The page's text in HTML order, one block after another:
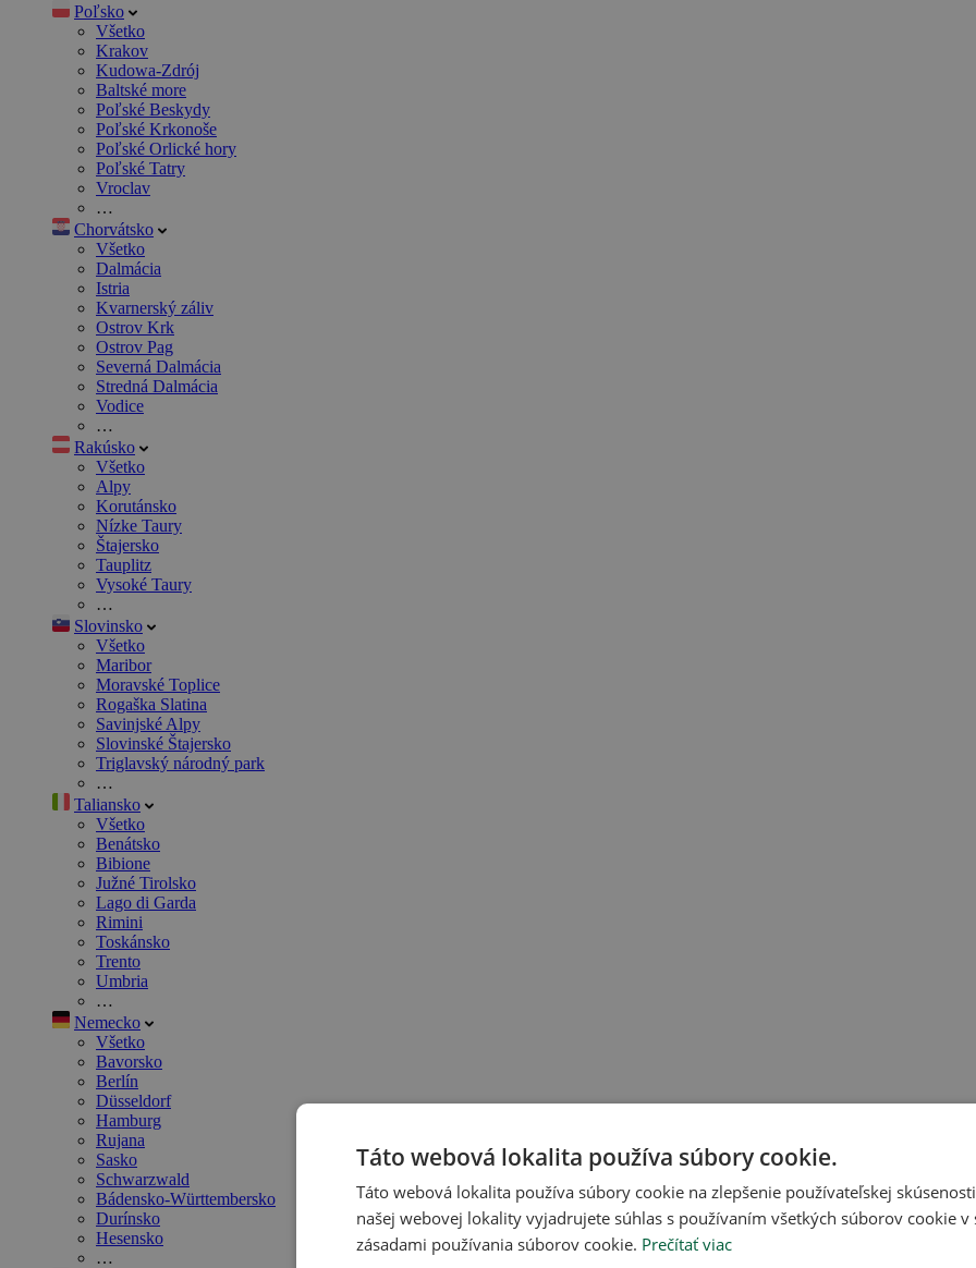
Poľsko
Všetko
Krakov
Kudowa-Zdrój
Baltské more
Poľské Beskydy
Poľské Krkonoše
Poľské Orlické hory
Poľské Tatry
Vroclav
…
Chorvátsko
Všetko
Dalmácia
Istria
Kvarnerský záliv
Ostrov Krk
Ostrov Pag
Severná Dalmácia
Stredná Dalmácia
Vodice
…
Rakúsko
Všetko
Alpy
Korutánsko
Nízke Taury
Štajersko
Tauplitz
Vysoké Taury
…
Slovinsko
Všetko
Maribor
Moravské Toplice
Rogaška Slatina
Savinjské Alpy
Slovinské Štajersko
Triglavský národný park
…
Taliansko
Všetko
Benátsko
Bibione
Južné Tirolsko
Lago di Garda
Rimini
Toskánsko
Trento
Umbria
…
Nemecko
Všetko
Bavorsko
Berlín
Düsseldorf
Hamburg
Rujana
Sasko
Schwarzwald
Bádensko-Württembersko
Durínsko
Hesensko
…
Táto webová lokalita používa súbory cookie.
Táto webová lokalita používa súbory cookie na zlepšenie používateľskej
našej webovej lokality vyjadrujete súhlas s používaním všetkých súborov cookie v
zásadami používania súborov cookie. Prečítať viac